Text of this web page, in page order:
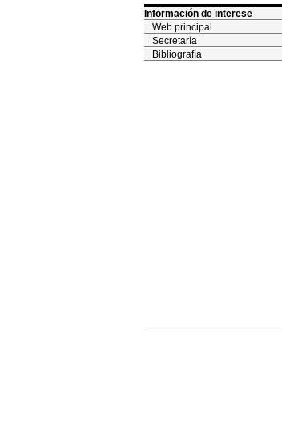
Información de interese
Web principal
Secretaría
Bibliografía